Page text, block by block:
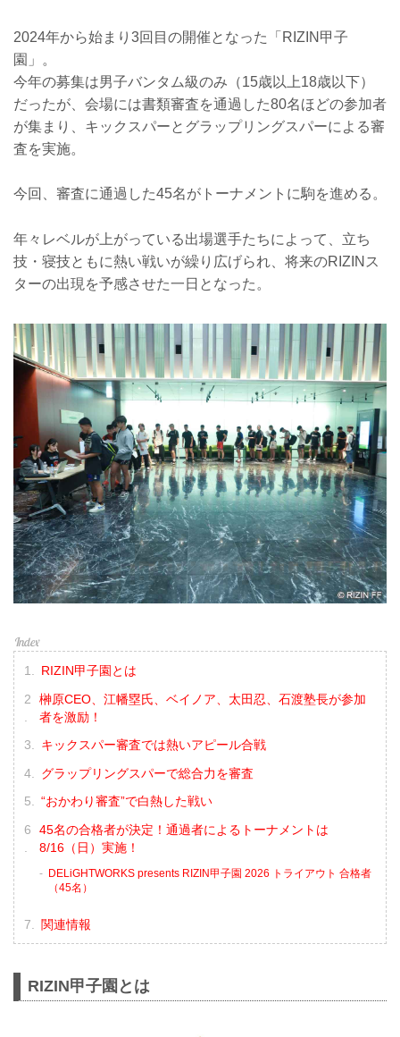
2024年から始まり3回目の開催となった「RIZIN甲子
園」。
今年の募集は男子バンタム級のみ（15歳以上18歳以下）
だったが、会場には書類審査を通過した80名ほどの参加者
が集まり、キックスパーとグラップリングスパーによる審
査を実施。
今回、審査に通過した45名がトーナメントに駒を進める。
年々レベルが上がっている出場選手たちによって、立ち
技・寝技ともに熱い戦いが繰り広げられ、将来のRIZINス
ターの出現を予感させた一日となった。
RIZIN甲子園とは
榊原CEO、江幡塁氏、ベイノア、太田忍、石渡塾長が参加
者を激励！
キックスパー審査では熱いアピール合戦
グラップリングスパーで総合力を審査
“おかわり審査”で白熱した戦い
45名の合格者が決定！通過者によるトーナメントは
8/16（日）実施！
DELiGHTWORKS presents RIZIN甲子園 2026 トライアウト 合格者
（45名）
関連情報
RIZIN甲子園とは